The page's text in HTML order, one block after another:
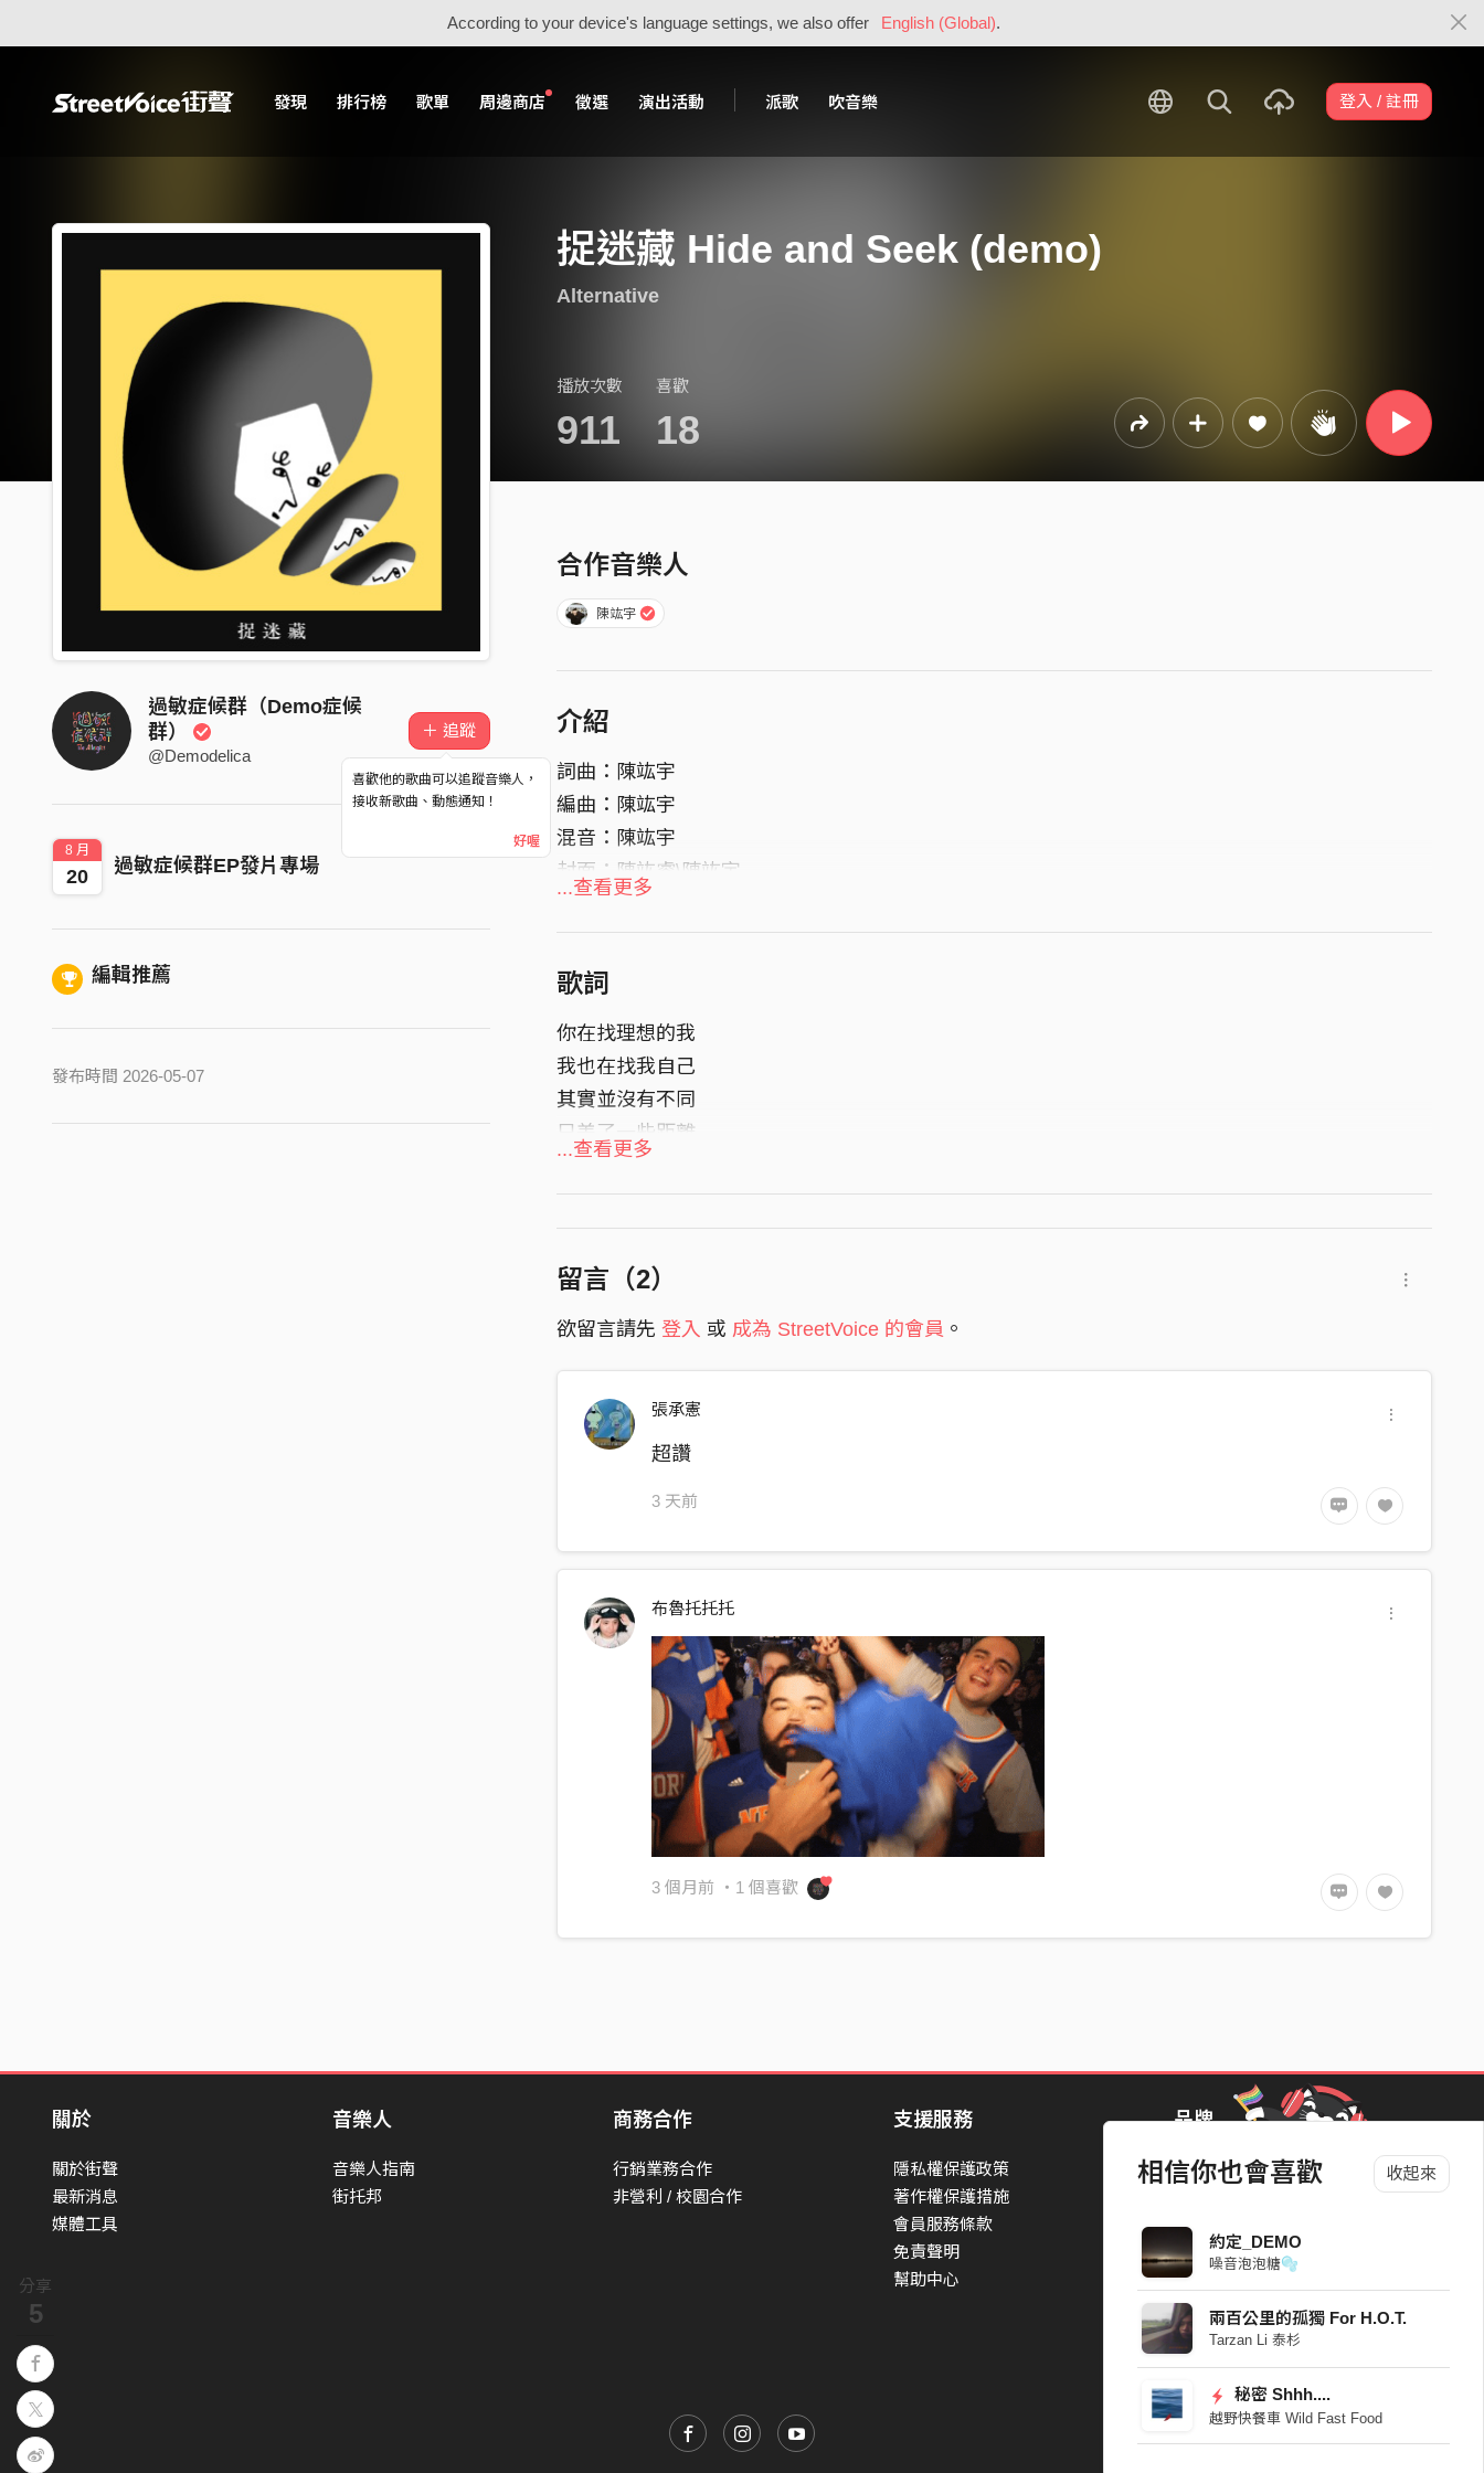
According to your device's language settings, we also offer English (Global).
發現 排行榜 歌單 周邊商店 徵選 演出活動 派歌 吹音樂 登入 / 註冊
分享
5
相信你也會喜歡 收起來
約定_DEMO
噪音泡泡糖🫧
兩百公里的孤獨 For H.O.T.
Tarzan Li 泰杉
秘密 Shhh....
越野快餐車 Wild Fast Food
捉迷藏 Hide and Seek (demo)
Alternative
播放次數
911
喜歡
18
過敏症候群（Demo症候
群）
@Demodelica
＋ 追蹤
喜歡他的歌曲可以追蹤音樂人，
接收新歌曲、動態通知！
好喔
8 月
20 過敏症候群EP發片專場
編輯推薦
發布時間 2026-05-07
合作音樂人
陳竑宇
介紹
詞曲：陳竑宇
編曲：陳竑宇
混音：陳竑宇
封面：陳竑睿\陳竑宇
...查看更多
歌詞
你在找理想的我
我也在找我自己
其實並沒有不同
只差了一些距離
誰不是期待著改變
我們不停尋找著彼此
那些捫心自問的問題
都已經快要忘記
你也在找你自己
其實並沒有不同
距離成為了想像
就這樣活在腦裡
閉著眼倒數著時間
誰不是期待著改變
我們不停尋找著彼此
都已經用盡全力
那些捫心自問的問題
都已經快要忘記
...查看更多
留言（2）
欲留言請先 登入 或 成為 StreetVoice 的會員 。
張承憲
超讚
3 天前
布魯托托托
3 個月前 ・1 個喜歡
關於
關於街聲
最新消息
媒體工具
音樂人
音樂人指南
街托邦
商務合作
行銷業務合作
非營利 / 校園合作
支援服務
隱私權保護政策
著作權保護措施
會員服務條款
免責聲明
幫助中心
品牌
StreetVoice Awards 街聲音樂獎
Blow 吹音樂
Packer 派歌
SimpleLife 簡單生活節
ParkPark Carnival
一起比 YEAH 吧